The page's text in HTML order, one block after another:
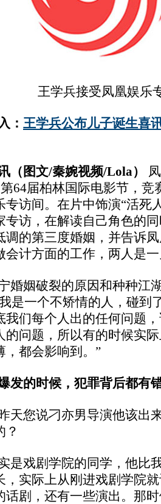
王学兵接受凤凰娱乐
： 王学兵公布儿子诞生喜
（图文/秦婉视频/Lola）
64届柏林国际电影节，竞
专访间。在片中饰演“活死
专访，在解读自己角色的
调的第三度婚姻，并告诉
会计方面的工作，两人是
婚姻破裂的原因和种种江
是一个不矫情的人，碰到
我们每个人出的任何问题
的问题，所以有的时候实
，都会影响到。”
发的时候，犯罪背后都有
天您说刁亦男导演他该出
？
是戏剧学院的同学，他比
，实际上从刚进戏剧学院
话剧，还有一些演出。那